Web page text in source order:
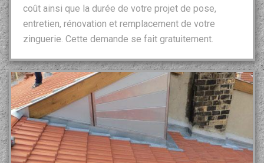
coût ainsi que la durée de votre projet de pose,
entretien, rénovation et remplacement de votre
zinguerie. Cette demande se fait gratuitement.